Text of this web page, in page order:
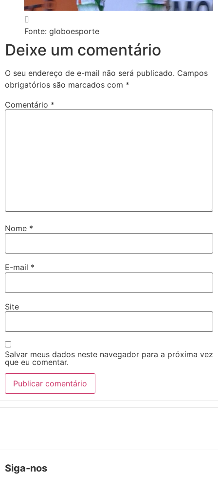
Fonte: globoesporte
Deixe um comentário
O seu endereço de e-mail não será publicado. Campos
obrigatórios são marcados com *
Comentário *
Nome *
E-mail *
Site
Salvar meus dados neste navegador para a próxima vez
que eu comentar.
Siga-nos